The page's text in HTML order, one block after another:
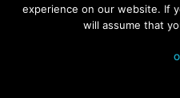
experience on our website. If
will assume that